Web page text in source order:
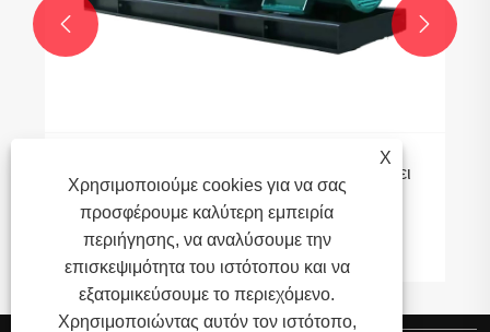
 
X
Χρησιμοποιούμε cookies για να σας
προσφέρουμε καλύτερη εμπειρία
περιήγησης, να αναλύσουμε την
επισκεψιμότητα του ιστότοπου και να
εξατομικεύσουμε το περιεχόμενο.
Χρησιμοποιώντας αυτόν τον ιστότοπο,